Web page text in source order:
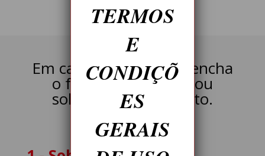
Em caso de dúvida preencha
o formulário abaixo ou
solicite um orçamento.
TERMOS
E
CONDIÇÕ
ES
GERAIS